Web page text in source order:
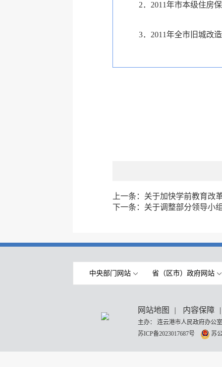
2．2011年市本级住房保
3．2011年全市旧城改造
上一条： 关于加快学前教育改
下一条： 关于调整部分领导小
中央部门网站 省（区市）政府网站
网站地图 | 内容保障 |
主办： 连云港市人民政府办
苏ICP备2023017687号
苏